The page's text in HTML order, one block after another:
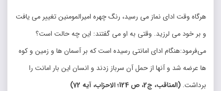
هرگاه وقت ادای نماز می رسید، رنگ چهره امیرالمومنین تغییر می یافت
و بر خود می لرزید. وقتی به او می گفتند: این چه حالت است؟
می‌فرمود:هنگام ادای امانتی رسیده است که بر آسمان ها و زمین و کوه
ها عرضه شد و آنها از حمل آن سرباز زدند و انسان این بار امانت را
برداشت. (المناقب، ج2، ص 124؛ الاحزاب، آیه 72 )